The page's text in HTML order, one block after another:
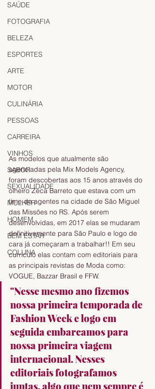
SAÚDE
FOTOGRAFIA
BELEZA
ESPORTES
ARTE
MOTOR
CULINÁRIA
PESSOAS
CARREIRA
VINHOS
SABOR
SEXUALIDADE
MULHER
HOMEM
BEM ESTAR
COLUNA
As modelos que atualmente são
agenciadas pela Mix Models Agency,
foram descobertas aos 15 anos através do
olheiro Zeca Barreto que estava com um
time de agentes na cidade de São Miguel
das Missões no RS. Após serem
desenvolvidas, em 2017 elas se mudaram
definitivamente para São Paulo e logo de
cara já começaram a trabalhar!! Em seu
currículo elas contam com editoriais para
as principais revistas de Moda como:
VOGUE, Bazzar Brasil e FFW.
"Nesse mesmo ano fizemos
nossa primeira temporada de
Fashion Week e logo em
seguida embarcamos para
nossa primeira viagem
internacional. Nesses
editoriais fotografamos
juntas, algo que nem sempre é